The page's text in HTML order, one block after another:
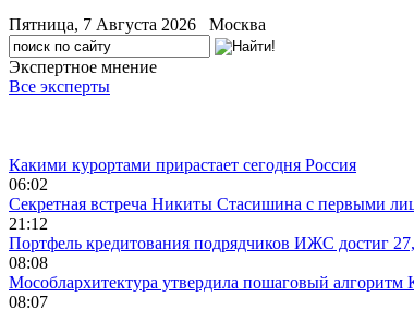
Пятница, 7 Августа 2026 Москва
Экспертное мнение
Все эксперты
Какими курортами прирастает сегодня Россия
06:02
Секретная встреча Никиты Стасишина с первыми
21:12
Портфель кредитования подрядчиков ИЖС достиг
08:08
Мособлархитектура утвердила пошаговый
08:07